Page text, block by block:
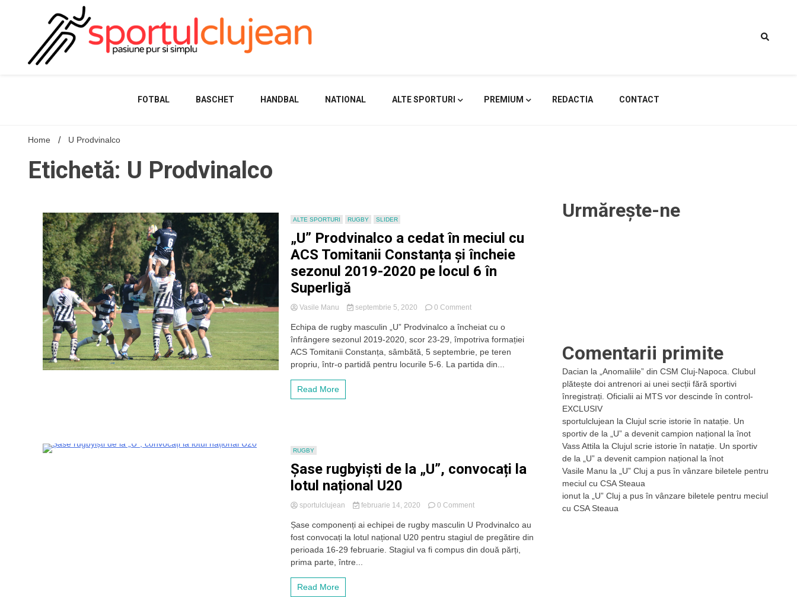
FOTBAL BASCHET HANDBAL NATIONAL ALTE SPORTURI PREMIUM REDACTIA CONTACT
Home U Prodvinalco
Etichetă: U Prodvinalco
ALTE SPORTURI RUGBY SLIDER
„U” Prodvinalco a cedat în meciul cu
ACS Tomitanii Constanța și încheie
sezonul 2019-2020 pe locul 6 în
Superligă
Vasile Manu septembrie 5, 2020 0 Commenton
Prodvinalco
a
cedat
în
2020
în
Superligă
Echipa de rugby masculin „U” Prodvinalco a încheiat cu o
înfrângere sezonul 2019-2020, scor 23-29, împotriva formației
ACS Tomitanii Constanța, sâmbătă, 5 septembrie, pe teren
propriu, într-o partidă pentru locurile 5-6. La partida din...
Read More
RUGBY
Șase rugbyiști de la „U”, convocați la
lotul național U20
sportulclujean februarie 14, 2020 0 Commenton
rugbyiști
de
la
Șase componenți ai echipei de rugby masculin U Prodvinalco au
fost convocați la lotul național U20 pentru stagiul de pregătire din
perioada 16-29 februarie. Stagiul va fi compus din două părți,
prima parte, între...
Read More
Urmărește-ne
Comentarii primite
Dacian la
„Anomaliile” din CSM Cluj-Napoca. Clubul
plătește doi antrenori ai unei secții fără sportivi
înregistrați. Oficialii ai MTS vor descinde în control-
EXCLUSIV
sportulclujean la Clujul scrie istorie în natație. Un
sportiv de la „U” a devenit campion național la înot
Vass Attila la Clujul scrie istorie în natație. Un sportiv
de la „U” a devenit campion național la înot
Vasile Manu la
„U” Cluj a pus în vânzare biletele pentru
meciul cu CSA Steaua
ionut la
„U” Cluj a pus în vânzare biletele pentru meciul
cu CSA Steaua